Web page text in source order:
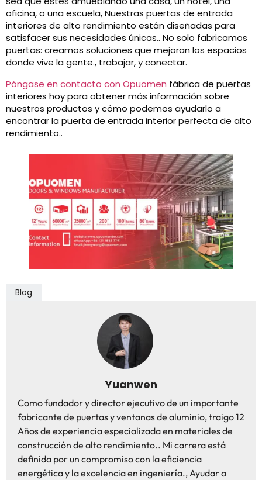
oficina, o una escuela, Nuestras puertas de entrada
interiores de alto rendimiento están diseñadas para
satisfacer sus necesidades únicas.. No solo fabricamos
puertas: creamos soluciones que mejoran los espacios
donde vive la gente., trabajar, y conectar.
Póngase en contacto con Opuomen fábrica de puertas
interiores hoy para obtener más información sobre
nuestros productos y cómo podemos ayudarlo a
encontrar la puerta de entrada interior perfecta de alto
rendimiento..
Blog
Yuanwen
Como fundador y director ejecutivo de un importante
fabricante de puertas y ventanas de aluminio, traigo 12
Años de experiencia especializada en materiales de
construcción de alto rendimiento.. Mi carrera está
definida por un compromiso con la eficiencia
energética y la excelencia en ingeniería., Ayudar a